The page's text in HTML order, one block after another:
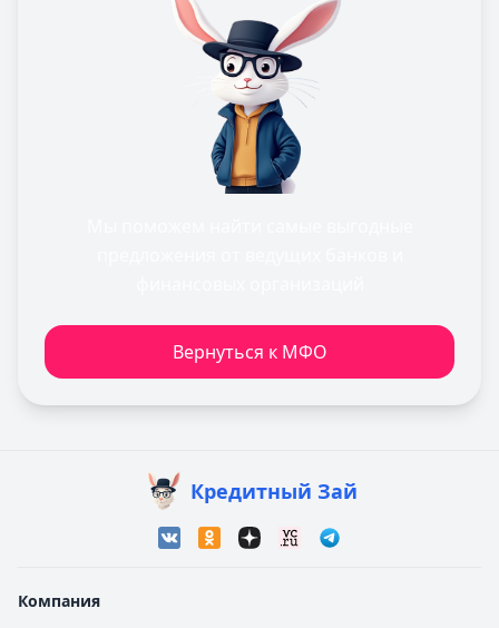
Вернуться к МФО
Кредитный Зай
Компания